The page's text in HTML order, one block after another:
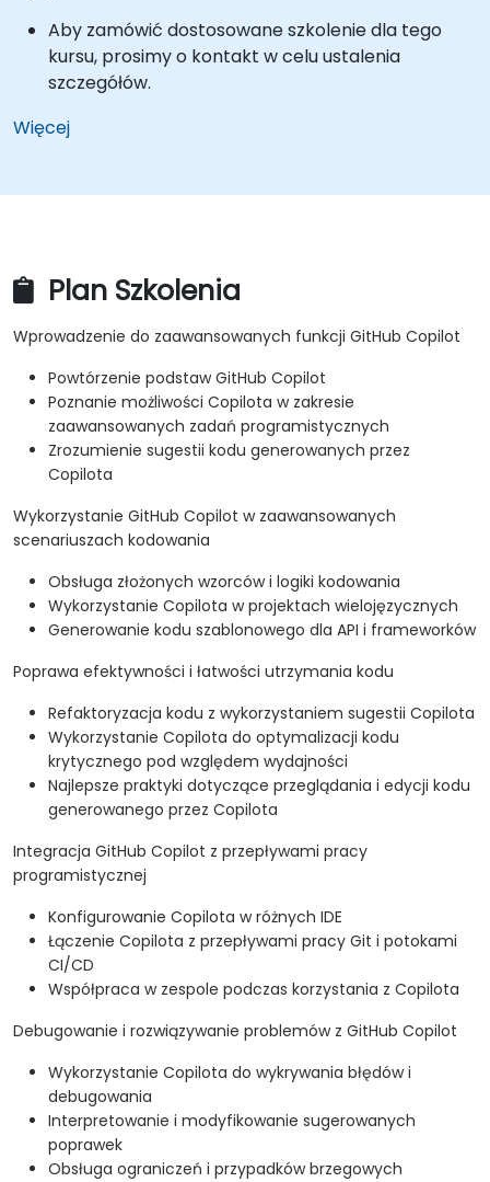
Aby zamówić dostosowane szkolenie dla tego
kursu, prosimy o kontakt w celu ustalenia
szczegółów.
Więcej
Plan Szkolenia
Wprowadzenie do zaawansowanych funkcji GitHub Copilot
Powtórzenie podstaw GitHub Copilot
Poznanie możliwości Copilota w zakresie
zaawansowanych zadań programistycznych
Zrozumienie sugestii kodu generowanych przez
Copilota
Wykorzystanie GitHub Copilot w zaawansowanych
scenariuszach kodowania
Obsługa złożonych wzorców i logiki kodowania
Wykorzystanie Copilota w projektach wielojęzycznych
Generowanie kodu szablonowego dla API i frameworków
Poprawa efektywności i łatwości utrzymania kodu
Refaktoryzacja kodu z wykorzystaniem sugestii Copilota
Wykorzystanie Copilota do optymalizacji kodu
krytycznego pod względem wydajności
Najlepsze praktyki dotyczące przeglądania i edycji kodu
generowanego przez Copilota
Integracja GitHub Copilot z przepływami pracy
programistycznej
Konfigurowanie Copilota w różnych IDE
Łączenie Copilota z przepływami pracy Git i potokami
CI/CD
Współpraca w zespole podczas korzystania z Copilota
Debugowanie i rozwiązywanie problemów z GitHub Copilot
Wykorzystanie Copilota do wykrywania błędów i
debugowania
Interpretowanie i modyfikowanie sugerowanych
poprawek
Obsługa ograniczeń i przypadków brzegowych